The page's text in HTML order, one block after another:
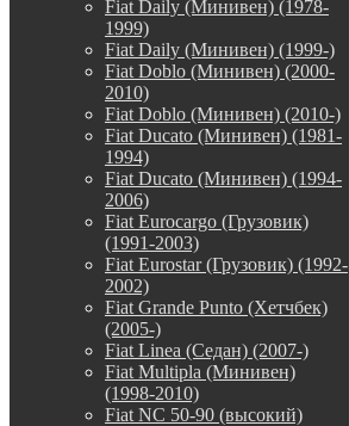
Fiat Daily (Минивен) (1978-
1999)
Fiat Daily (Минивен) (1999-)
Fiat Doblo (Минивен) (2000-
2010)
Fiat Doblo (Минивен) (2010-)
Fiat Ducato (Минивен) (1981-
1994)
Fiat Ducato (Минивен) (1994-
2006)
Fiat Eurocargo (Грузовик)
(1991-2003)
Fiat Eurostar (Грузовик) (1992-
2002)
Fiat Grande Punto (Хетчбек)
(2005-)
Fiat Linea (Седан) (2007-)
Fiat Multipla (Минивен)
(1998-2010)
Fiat NC 50-90 (высокий)